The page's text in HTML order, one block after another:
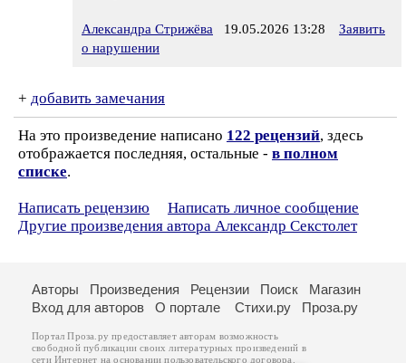
Александра Стрижёва 19.05.2026 13:28
Заявить
о нарушении
+ добавить замечания
На это произведение написано 122 рецензий, здесь
отображается последняя, остальные - в полном
списке.
Написать рецензию
Написать личное сообщение
Другие произведения автора Александр Секстолет
Авторы Произведения Рецензии Поиск
Магазин
Вход для авторов
О портале Стихи.ру Проза.ру
Портал Проза.ру предоставляет авторам возможность
свободной публикации своих литературных произведений в
сети Интернет на основаниипользовательского договора